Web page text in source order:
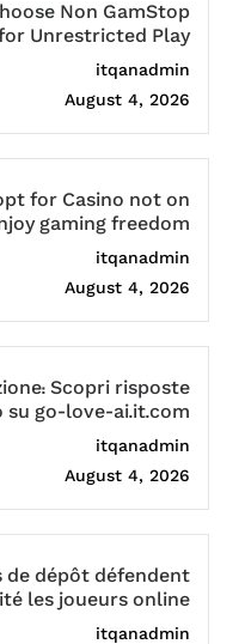
Non GamStop
Unrestricted Play
itqanadmin
August 4, 2026
for Casino not on
gaming freedom
itqanadmin
August 4, 2026
Scopri risposte
su go-love-ai.it.com
itqanadmin
August 4, 2026
de dépôt défendent
les joueurs online
itqanadmin